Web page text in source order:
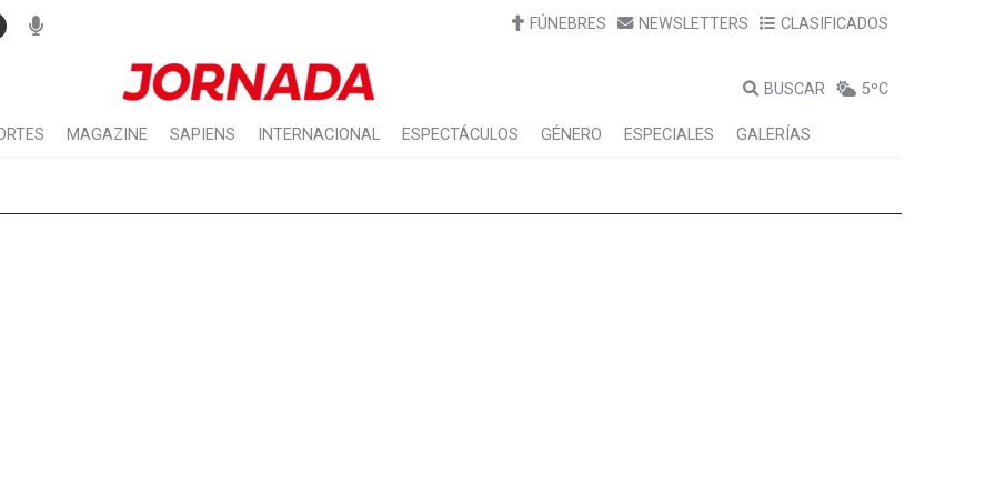
FÚNEBRES NEWSLETTERS CLASIFICADOS
BUSCAR 5ºC
MAGAZINE SAPIENS INTERNACIONAL ESPECTÁCULOS GÉNERO ESPECIALES GALERÍAS